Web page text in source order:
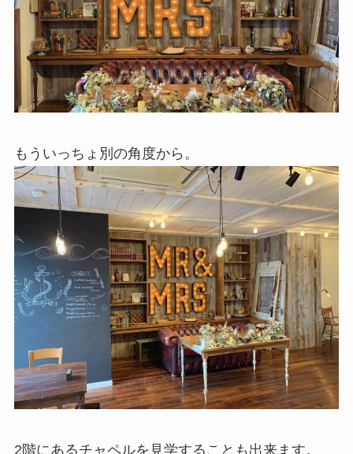
もういっちょ別の角度から。
2階にあるチャペルを見学することも出来ます。